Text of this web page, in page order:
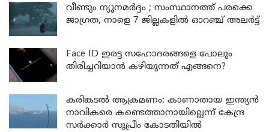
വീണ്ടും ന്യൂനമർദ്ദം ; സംസ്ഥാനത്ത് പരക്കെ
ജാഗ്രത, നാളെ 7 ജില്ലകളിൽ ഓറഞ്ച് അലർട്ട്
Face ID ഇരട്ട സഹോദരങ്ങളെ പോലും
തിരിച്ചറിയാൻ കഴിയുന്നത് എങ്ങനെ?
കരിങ്കടൽ ആക്രമണം: കാണാതായ ഇന്ത്യൻ
നാവികരെ കണ്ടെത്താനായില്ലെന്ന് കേന്ദ്ര
സർക്കാർ സുപ്രീം കോടതിയിൽ